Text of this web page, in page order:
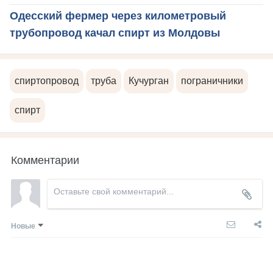
Одесский фермер через километровый
трубопровод качал спирт из Молдовы
спиртопровод труба Кучурган пограничники
спирт
Комментарии
Новые